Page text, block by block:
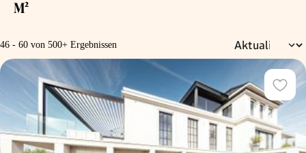
M²
46 - 60 von 500+ Ergebnissen